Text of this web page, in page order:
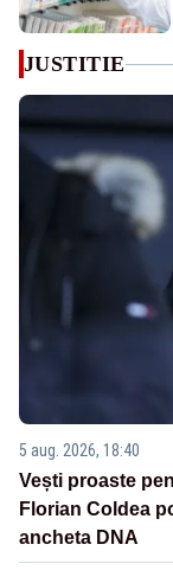
JUSTITIE
5 aug. 2026, 18:40
Vești proaste
Florian Coldea
ancheta DNA